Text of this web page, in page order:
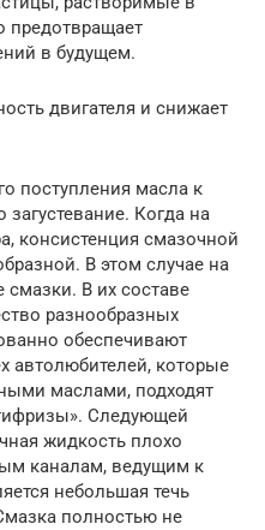
предотвращает
в будущем.
двигателя и снижает
поступления масла к
Когда на
консистенция смазочной
В этом случае на
В их составе
разнообразных
обеспечивают
автолюбителей, которые
маслами, подходят
Следующей
жидкость плохо
каналам, ведущим к
небольшая течь
полностью не